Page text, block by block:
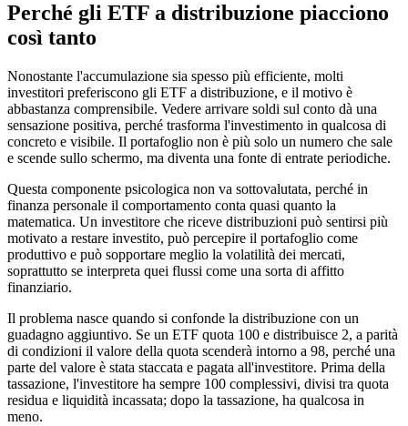
Perché gli ETF a distribuzione piacciono
così tanto
Nonostante l'accumulazione sia spesso più efficiente, molti
investitori preferiscono gli ETF a distribuzione, e il motivo è
abbastanza comprensibile. Vedere arrivare soldi sul conto dà una
sensazione positiva, perché trasforma l'investimento in qualcosa di
concreto e visibile. Il portafoglio non è più solo un numero che sale
e scende sullo schermo, ma diventa una fonte di entrate periodiche.
Questa componente psicologica non va sottovalutata, perché in
finanza personale il comportamento conta quasi quanto la
matematica. Un investitore che riceve distribuzioni può sentirsi più
motivato a restare investito, può percepire il portafoglio come
produttivo e può sopportare meglio la volatilità dei mercati,
soprattutto se interpreta quei flussi come una sorta di affitto
finanziario.
Il problema nasce quando si confonde la distribuzione con un
guadagno aggiuntivo. Se un ETF quota 100 e distribuisce 2, a parità
di condizioni il valore della quota scenderà intorno a 98, perché una
parte del valore è stata staccata e pagata all'investitore. Prima della
tassazione, l'investitore ha sempre 100 complessivi, divisi tra quota
residua e liquidità incassata; dopo la tassazione, ha qualcosa in
meno.